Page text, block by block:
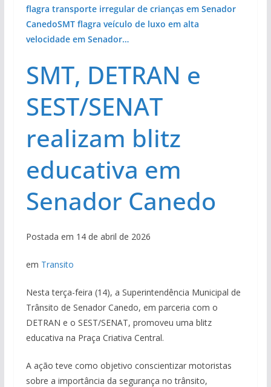
flagra transporte irregular de crianças em Senador
CanedoSMT flagra veículo de luxo em alta
velocidade em Senador…
SMT, DETRAN e
SEST/SENAT
realizam blitz
educativa em
Senador Canedo
Postada em 14 de abril de 2026
em Transito
Nesta terça-feira (14), a Superintendência Municipal de
Trânsito de Senador Canedo, em parceria com o
DETRAN e o SEST/SENAT, promoveu uma blitz
educativa na Praça Criativa Central.
A ação teve como objetivo conscientizar motoristas
sobre a importância da segurança no trânsito,